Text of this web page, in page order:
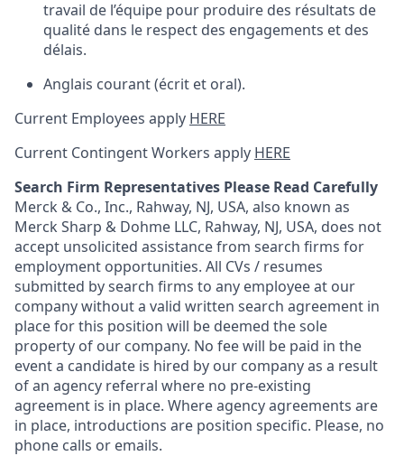
travail de l’équipe pour produire des résultats de
qualité dans le respect des engagements et des
délais.
Anglais courant (écrit et oral).
Current Employees apply HERE
Current Contingent Workers apply HERE
Search Firm Representatives Please Read Carefully
Merck & Co., Inc., Rahway, NJ, USA, also known as
Merck Sharp & Dohme LLC, Rahway, NJ, USA, does not
accept unsolicited assistance from search firms for
employment opportunities. All CVs / resumes
submitted by search firms to any employee at our
company without a valid written search agreement in
place for this position will be deemed the sole
property of our company. No fee will be paid in the
event a candidate is hired by our company as a result
of an agency referral where no pre-existing
agreement is in place. Where agency agreements are
in place, introductions are position specific. Please, no
phone calls or emails.